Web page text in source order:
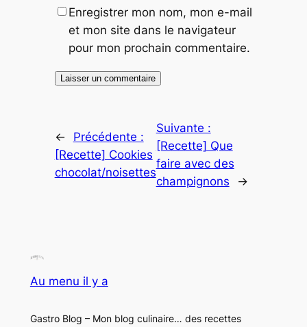
Enregistrer mon nom, mon e-mail
et mon site dans le navigateur
pour mon prochain commentaire.
←
Précédente :
[Recette] Cookies
chocolat/noisettes
Suivante :
[Recette] Que
faire avec des
champignons
→
Au menu il y a
Gastro Blog – Mon blog culinaire… des recettes